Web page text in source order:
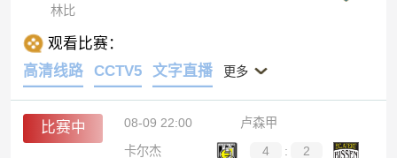
林比
观看比赛：
高清线路
CCTV5 文字直播 更多
比赛中 08-09 22:00
卢森甲
卡尔杰
4 : 2